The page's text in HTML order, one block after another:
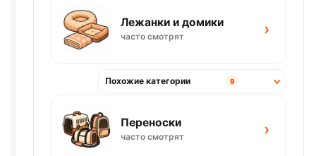
Лежанки и домики
часто смотрят ›
Похожие категории 9
Переноски
часто смотрят ›